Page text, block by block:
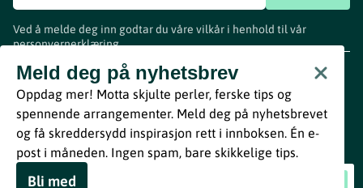
Ved å melde deg inn godtar du våre vilkår i henhold til vår
personvernerklæring.
Meld deg på nyhetsbrev
Oppdag mer! Motta skjulte perler, ferske tips og
spennende arrangementer. Meld deg på nyhetsbrevet
og få skreddersydd inspirasjon rett i innboksen. Én e-
post i måneden. Ingen spam, bare skikkelige tips.
Bli med
www.visitvestfold.com
Turistinformasjon
Vestfold Fylkeskommune
ByBreakfast